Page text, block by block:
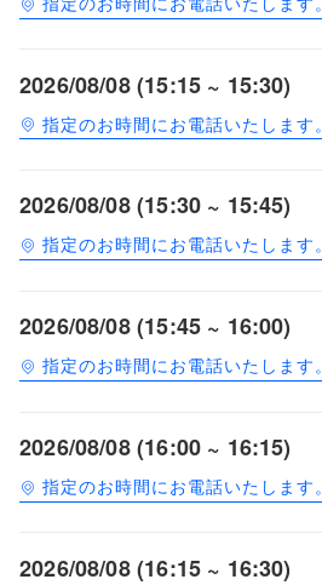
2026/08/08 (15:15 ~ 15:30)
指定のお時間にお電話いたします。
2026/08/08 (15:30 ~ 15:45)
指定のお時間にお電話いたします。
2026/08/08 (15:45 ~ 16:00)
指定のお時間にお電話いたします。
2026/08/08 (16:00 ~ 16:15)
指定のお時間にお電話いたします。
2026/08/08 (16:15 ~ 16:30)